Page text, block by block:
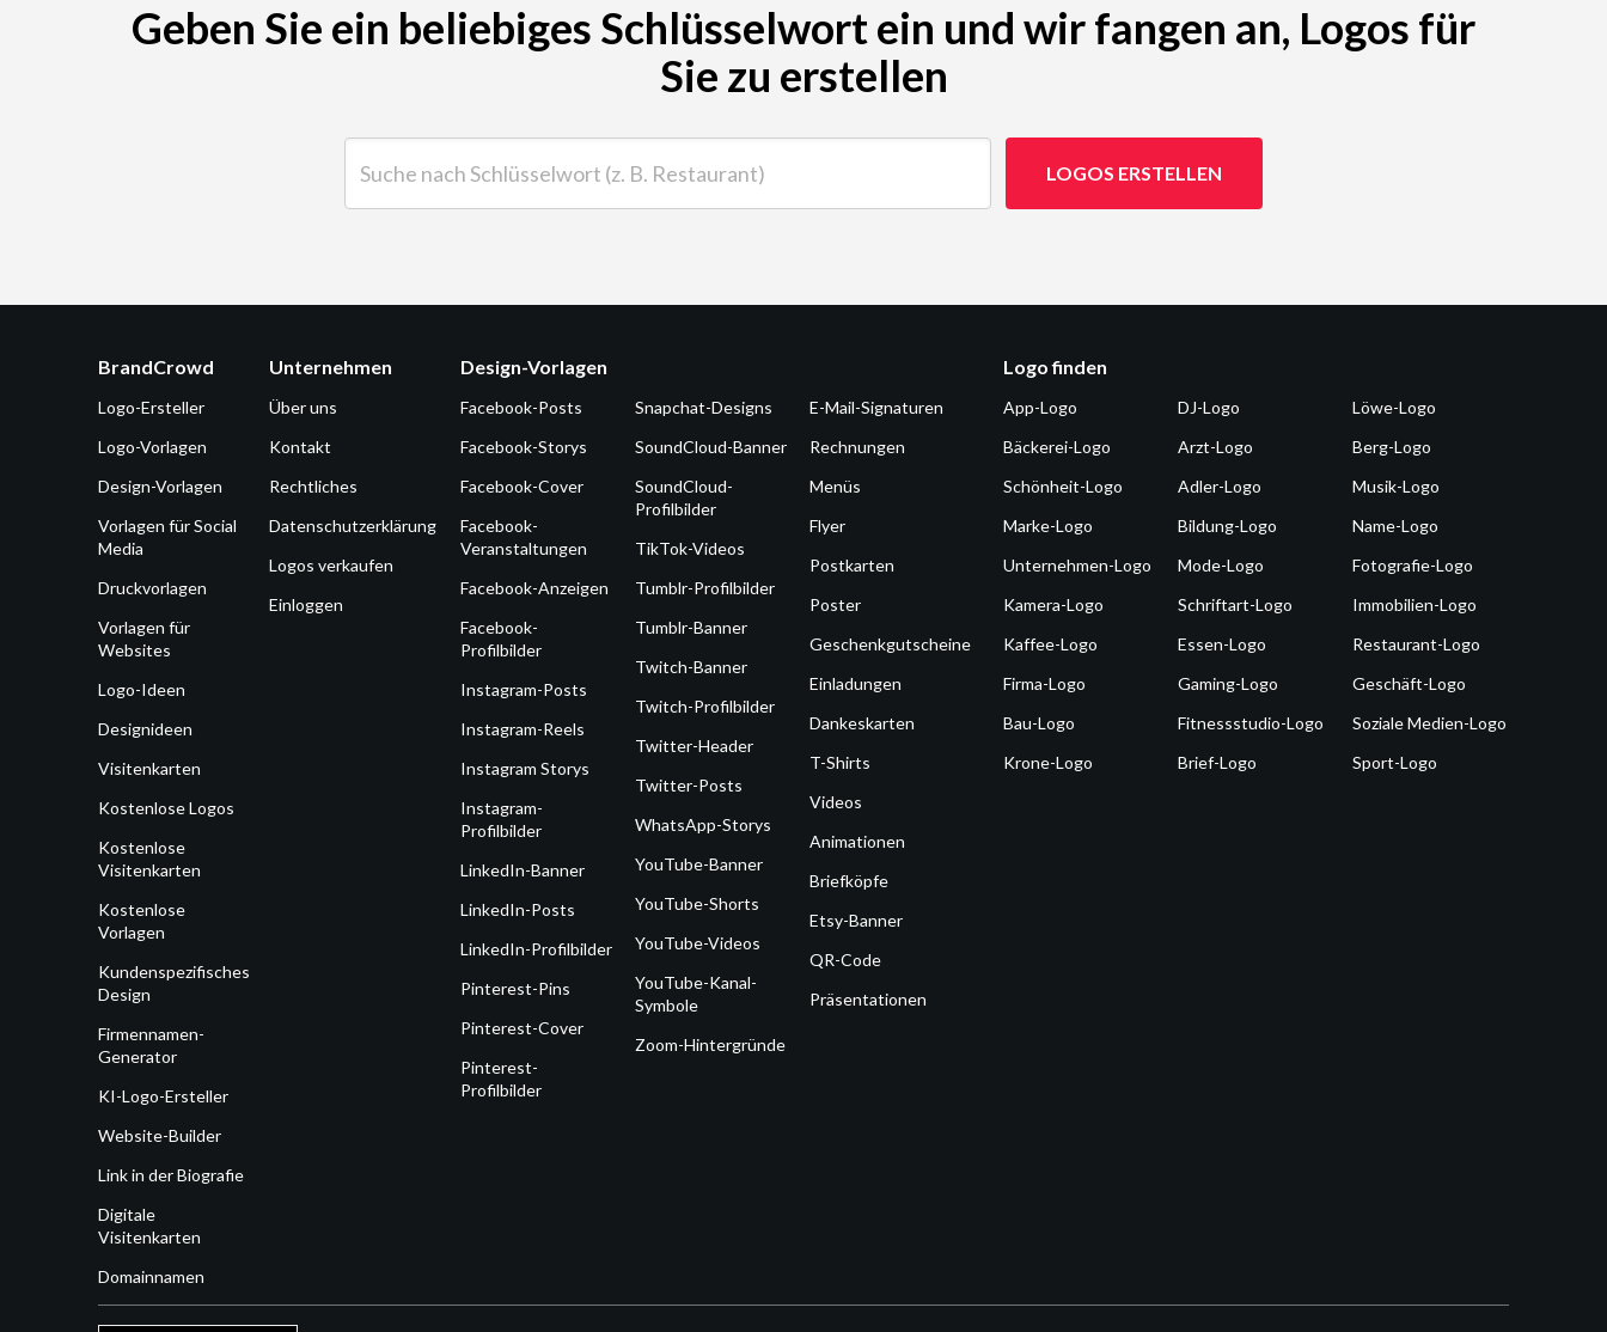
Geben Sie ein beliebiges Schlüsselwort ein und wir fangen an, Logos für
Sie zu erstellen
LOGOS ERSTELLEN
BrandCrowd
Logo-Ersteller
Logo-Vorlagen
Design-Vorlagen
Vorlagen für Social
Media
Druckvorlagen
Vorlagen für
Websites
Logo-Ideen
Designideen
Visitenkarten
Kostenlose Logos
Kostenlose
Visitenkarten
Kostenlose
Vorlagen
Kundenspezifisches
Design
Firmennamen-
Generator
KI-Logo-Ersteller
Website-Builder
Link in der Biografie
Digitale
Visitenkarten
Domainnamen
Unternehmen
Über uns
Kontakt
Rechtliches
Datenschutzerklärung
Logos verkaufen
Einloggen
Design-Vorlagen
Facebook-Posts
Facebook-Storys
Facebook-Cover
Facebook-
Veranstaltungen
Facebook-Anzeigen
Facebook-
Profilbilder
Instagram-Posts
Instagram-Reels
Instagram Storys
Instagram-
Profilbilder
LinkedIn-Banner
LinkedIn-Posts
LinkedIn-Profilbilder
Pinterest-Pins
Pinterest-Cover
Pinterest-
Profilbilder
Snapchat-Designs
SoundCloud-Banner
SoundCloud-
Profilbilder
TikTok-Videos
Tumblr-Profilbilder
Tumblr-Banner
Twitch-Banner
Twitch-Profilbilder
Twitter-Header
Twitter-Posts
WhatsApp-Storys
YouTube-Banner
YouTube-Shorts
YouTube-Videos
YouTube-Kanal-
Symbole
Zoom-Hintergründe
E-Mail-Signaturen
Rechnungen
Menüs
Flyer
Postkarten
Poster
Geschenkgutscheine
Einladungen
Dankeskarten
T-Shirts
Videos
Animationen
Briefköpfe
Etsy-Banner
QR-Code
Präsentationen
Logo finden
App-Logo
Bäckerei-Logo
Schönheit-Logo
Marke-Logo
Unternehmen-Logo
Kamera-Logo
Kaffee-Logo
Firma-Logo
Bau-Logo
Krone-Logo
DJ-Logo
Arzt-Logo
Adler-Logo
Bildung-Logo
Mode-Logo
Schriftart-Logo
Essen-Logo
Gaming-Logo
Fitnessstudio-Logo
Brief-Logo
Löwe-Logo
Berg-Logo
Musik-Logo
Name-Logo
Fotografie-Logo
Immobilien-Logo
Restaurant-Logo
Geschäft-Logo
Soziale Medien-Logo
Sport-Logo